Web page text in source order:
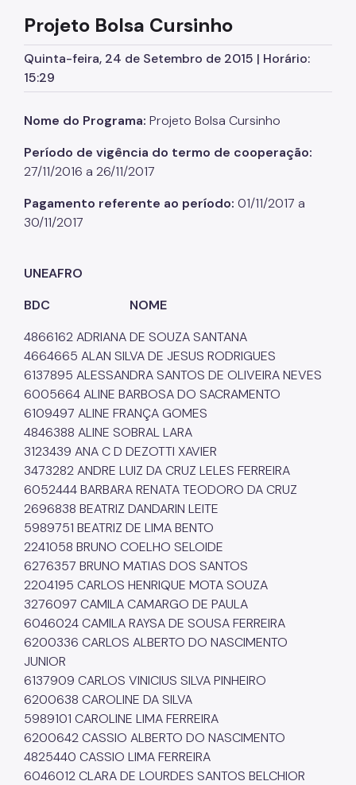
SP Coopera
Programa Fashion Sampa
Vitalidade+ SP
MEI - Microempreendedor Individual
Afroempreendedorismo
Programa Tem Saída
A Gastronomia em São Paulo
Comitês Temáticos
Qualificação Profissional
Programa Bolsa Trabalho
Coordenadoria de Agricultura
ADE SAMPA
SP Negócios
Imprensa
Notícias
Diário Oficial Smdet
Atos Normativos
Editais de Chamamento Público
Emendas Parlamentares
Dúvidas Frequentes
Fale Conosco
Secretaria
Projeto Bolsa Cursinho
Quinta-feira, 24 de Setembro de 2015 | Horário:
15:29
Nome do Programa: Projeto Bolsa Cursinho
Período de vigência do termo de cooperação:
27/11/2016 a 26/11/2017
Pagamento referente ao período: 01/11/2017 a
30/11/2017
UNEAFRO
BDC NOME
4866162 ADRIANA DE SOUZA SANTANA
4664665 ALAN SILVA DE JESUS RODRIGUES
6137895 ALESSANDRA SANTOS DE OLIVEIRA NEVES
6005664 ALINE BARBOSA DO SACRAMENTO
6109497 ALINE FRANÇA GOMES
4846388 ALINE SOBRAL LARA
3123439 ANA C D DEZOTTI XAVIER
3473282 ANDRE LUIZ DA CRUZ LELES FERREIRA
6052444 BARBARA RENATA TEODORO DA CRUZ
2696838 BEATRIZ DANDARIN LEITE
5989751 BEATRIZ DE LIMA BENTO
2241058 BRUNO COELHO SELOIDE
6276357 BRUNO MATIAS DOS SANTOS
2204195 CARLOS HENRIQUE MOTA SOUZA
3276097 CAMILA CAMARGO DE PAULA
6046024 CAMILA RAYSA DE SOUSA FERREIRA
6200336 CARLOS ALBERTO DO NASCIMENTO
JUNIOR
6137909 CARLOS VINICIUS SILVA PINHEIRO
6200638 CAROLINE DA SILVA
5989101 CAROLINE LIMA FERREIRA
6200642 CASSIO ALBERTO DO NASCIMENTO
4825440 CASSIO LIMA FERREIRA
6046012 CLARA DE LOURDES SANTOS BELCHIOR